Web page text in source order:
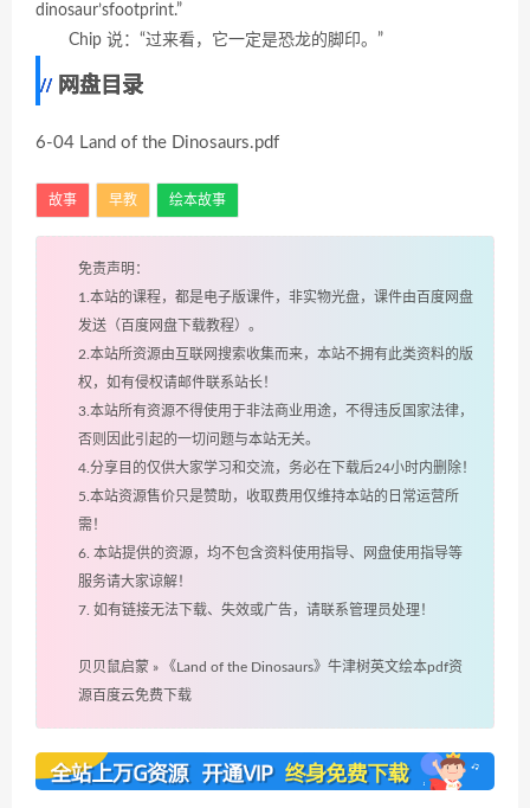
dinosaur’sfootprint.”
Chip 说：“过来看，它一定是恐龙的脚印。”
网盘目录
6-04 Land of the Dinosaurs.pdf
故事 早教 绘本故事
免责声明：
1.本站的课程，都是电子版课件，非实物光盘，课件由百度网盘
发送（百度网盘下载教程）。
2.本站所资源由互联网搜索收集而来，本站不拥有此类资料的版
权，如有侵权请邮件联系站长！
3.本站所有资源不得使用于非法商业用途，不得违反国家法律，
否则因此引起的一切问题与本站无关。
4.分享目的仅供大家学习和交流，务必在下载后24小时内删除！
5.本站资源售价只是赞助，收取费用仅维持本站的日常运营所
需！
6. 本站提供的资源，均不包含资料使用指导、网盘使用指导等
服务请大家谅解！
7. 如有链接无法下载、失效或广告，请联系管理员处理！
贝贝鼠启蒙 »
《Land of the Dinosaurs》牛津树英文绘本pdf资
源百度云免费下载